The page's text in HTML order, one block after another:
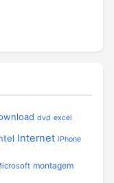
dvd excel
Internet iPhone
montagem